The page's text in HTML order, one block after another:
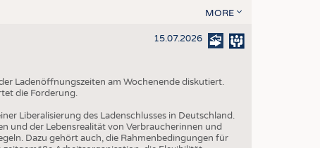
MORE
15.07.2026
Ladenöffnungszeiten am Wochenende diskutiert.
die Forderung.
Liberalisierung des Ladenschlusses in Deutschland.
und der Lebensrealität von Verbraucherinnen und
Dazu gehört auch, die Rahmenbedingungen für